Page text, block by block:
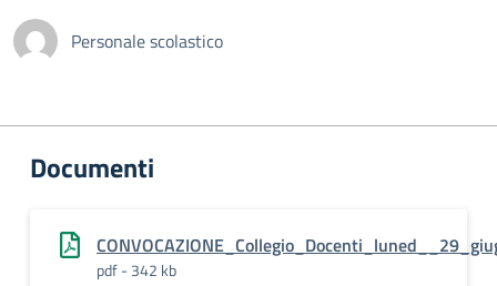
Personale scolastico
Documenti
pdf - 342 kb